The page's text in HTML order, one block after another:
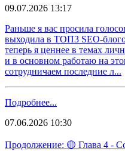
09.07.2026 13:17
Раньше я вас просила
выходила в ТОП3 SEO-
теперь я ценнее в темах
и в основном работаю на
сотрудничаем последние л...
Подробнее...
07.06.2026 10:30
Продолжение: 🟡 Глава 4 -